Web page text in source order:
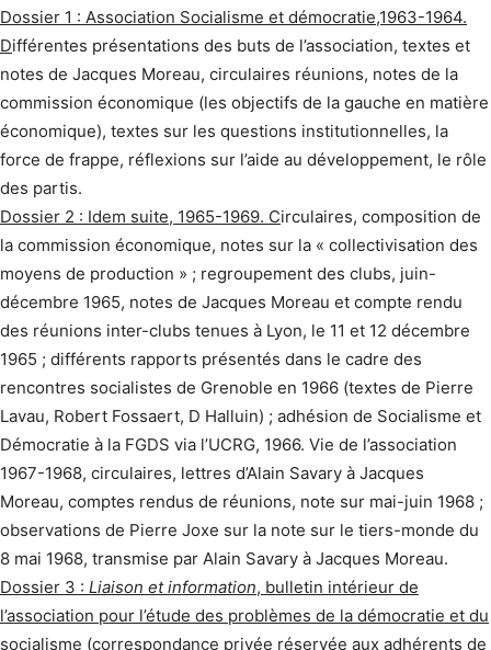
Dossier 1 : Association Socialisme et démocratie,1963-1964.
Différentes présentations des buts de l’association, textes et
notes de Jacques Moreau, circulaires réunions, notes de la
commission économique (les objectifs de la gauche en matière
économique), textes sur les questions institutionnelles, la
force de frappe, réflexions sur l’aide au développement, le rôle
des partis.
Dossier 2 : Idem suite, 1965-1969. Circulaires, composition de
la commission économique, notes sur la « collectivisation des
moyens de production » ; regroupement des clubs, juin-
décembre 1965, notes de Jacques Moreau et compte rendu
des réunions inter-clubs tenues à Lyon, le 11 et 12 décembre
1965 ; différents rapports présentés dans le cadre des
rencontres socialistes de Grenoble en 1966 (textes de Pierre
Lavau, Robert Fossaert, D Halluin) ; adhésion de Socialisme et
Démocratie à la FGDS via l’UCRG, 1966. Vie de l’association
1967-1968, circulaires, lettres d’Alain Savary à Jacques
Moreau, comptes rendus de réunions, note sur mai-juin 1968 ;
observations de Pierre Joxe sur la note sur le tiers-monde du
8 mai 1968, transmise par Alain Savary à Jacques Moreau.
Dossier 3 : Liaison et information, bulletin intérieur de
l’association pour l’étude des problèmes de la démocratie et du
socialisme (correspondance privée réservée aux adhérents de